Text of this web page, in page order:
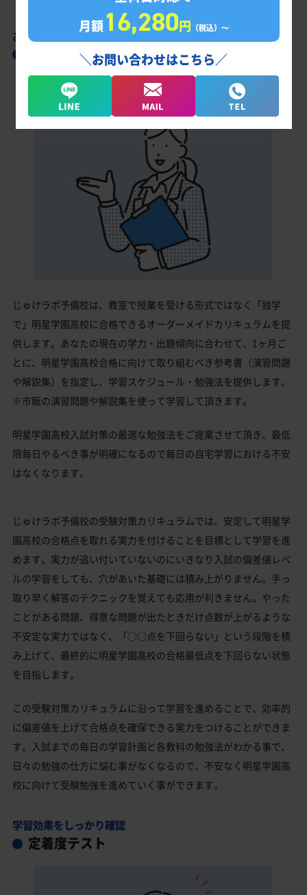
あなただけの学習計画だから成果が出る！
明星学園高校合格に向けた受験対策カリキュ
ラム
じゅけラボ予備校は、教室で授業を受ける形式ではなく「独学
で」明星学園高校に合格できるオーダーメイドカリキュラムを提
供します。あなたの現在の学力・出題傾向に合わせて、1ヶ月ご
とに、明星学園高校合格に向けて取り組むべき参考書（演習問題
や解説集）を指定し、学習スケジュール・勉強法を提供します。
※市販の演習問題や解説集を使って学習して頂きます。
明星学園高校入試対策の最適な勉強法をご提案させて頂き、最低
限毎日やるべき事が明確になるので毎日の自宅学習における不安
はなくなります。
じゅけラボ予備校の受験対策カリキュラムでは、安定して明星学
園高校の合格点を取れる実力を付けることを目標として学習を進
めます。実力が追い付いていないのにいきなり入試の偏差値レベ
ルの学習をしても、穴があいた基礎には積み上がりません。手っ
取り早く解答のテクニックを覚えても応用が利きません。やった
ことがある問題、得意な問題が出たときだけ点数が上がるような
不安定な実力ではなく、「○○点を下回らない」という段階を積
み上げて、最終的に明星学園高校の合格最低点を下回らない状態
を目指します。
この受験対策カリキュラムに沿って学習を進めることで、効率的
に偏差値を上げて合格点を確保できる実力をつけることができま
す。入試までの毎日の学習計画と各教科の勉強法がわかる事で、
日々の勉強の仕方に悩む事がなくなるので、不安なく明星学園高
校に向けて受験勉強を進めていく事ができます。
学習効果をしっかり確認
定着度テスト
月額16,280円 （税込）〜
＼お問い合わせはこちら／